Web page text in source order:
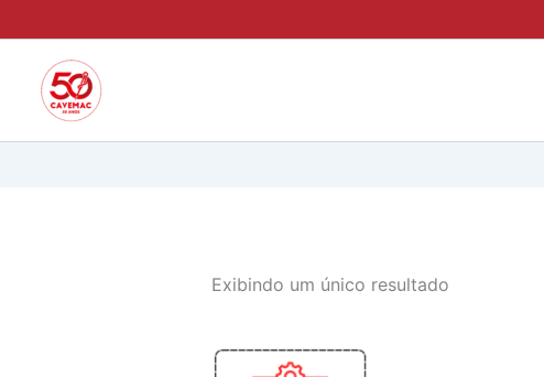
para
conteúdo
Exibindo um único resultado